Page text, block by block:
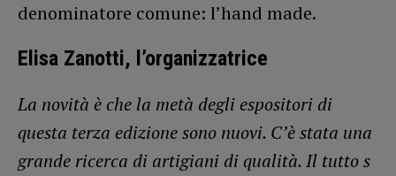
denominatore comune: l’hand made.
Elisa Zanotti, l’organizzatrice
La novità è che la metà degli espositori di
questa terza edizione sono nuovi. C’è stata una
grande ricerca di artigiani di qualità. Il tutto s